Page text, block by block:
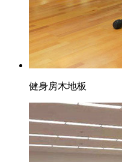
健身房木地板